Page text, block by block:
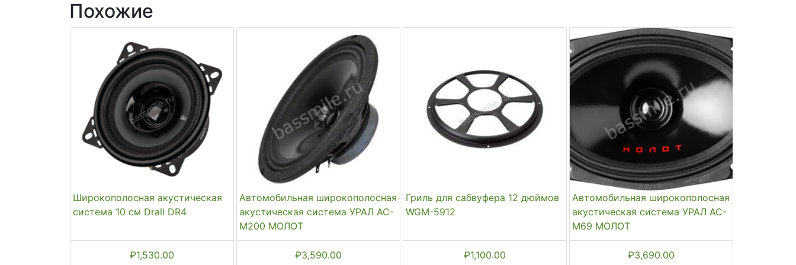
Похожие
Широкополосная акустическая
система 10 см Drall DR4
₽1,530.00
Автомобильная широкополосная
акустическая система УРАЛ АС-
М200 МОЛОТ
₽3,590.00
Гриль для сабвуфера 12 дюймов
WGM-5912
₽1,100.00
Автомобильная широкополосная
акустическая система УРАЛ АС-
М69 МОЛОТ
₽3,690.00